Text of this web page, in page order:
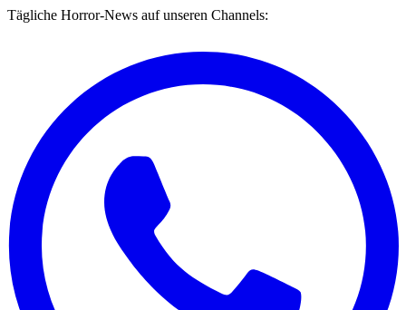
Tägliche Horror-News auf unseren Channels: